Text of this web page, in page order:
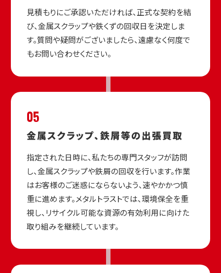
見積もりにご承認いただければ、正式な契約を結
び、金属スクラップや鉄くずの回収日を決定しま
す。質問や疑問がございましたら、遠慮なく何度で
もお問い合わせください。
05
金属スクラップ、鉄屑等の出張買取
指定された日時に、私たちの専門スタッフが訪問
し、金属スクラップや鉄屑の回収を行います。作業
はお客様のご迷惑にならないよう、速やかかつ慎
重に進めます。メタルトラストでは、環境保全を重
視し、リサイクル可能な資源の有効利用に向けた
取り組みを継続しています。